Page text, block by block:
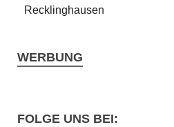
Recklinghausen
WERBUNG
FOLGE UNS BEI: